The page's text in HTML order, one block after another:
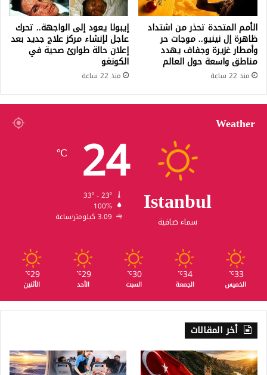
الأمم المتحدة تحذر من اشتداد
ظاهرة إل نينيو.. موجات حر
وأمطار غزيرة وجفاف يهدد
مناطق واسعة حول العالم
منذ 22 ساعة
إيبولا يعود إلى الواجهة.. تحرك
عاجل لإنشاء مركز علاج جديد بعد
إعلان حالة طوارئ صحية في
الكونغو
منذ 22 ساعة
Weather
Istanbul
سماء صافية
24
℃
100%
3.09 كيلومتر/ساعة
33
℃
الخميس
34
℃
الجمعة
30
℃
السبت
29
℃
الأحد
29
℃
الأثنين
أخر المقالات